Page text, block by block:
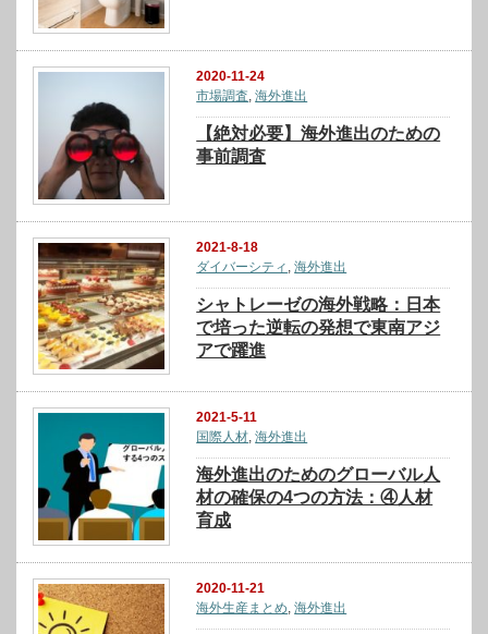
2020-11-24
市場調査,海外進出
【絶対必要】海外進出のための
事前調査
2021-8-18
ダイバーシティ ,海外進出
シャトレーゼの海外戦略：日本
で培った逆転の発想で東南アジ
アで躍進
2021-5-11
国際人材,海外進出
海外進出のためのグローバル人
材の確保の4つの方法：④人材
育成
2020-11-21
海外生産まとめ ,海外進出